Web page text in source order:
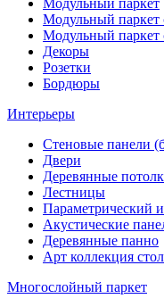
Модульный паркет
Модульный
Модульный паркет
Декоры
Розетки
Бордюры
Интерьеры
Стеновые панели
Двери
Деревянные
Лестницы
Параметрический
Акустические
Деревянные панно
Арт коллекция
Многослойный паркет